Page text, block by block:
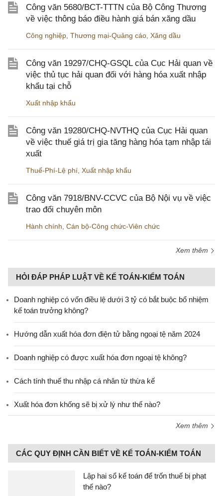
Công văn 5680/BCT-TTTN của Bộ Công Thương
về việc thông báo điều hành giá bán xăng dầu
Công nghiệp Thương mại-Quảng cáo Xăng dầu
Công văn 19297/CHQ-GSQL của Cục Hải quan về
việc thủ tục hải quan đối với hàng hóa xuất nhập
khẩu tại chỗ
Xuất nhập khẩu
Công văn 19280/CHQ-NVTHQ của Cục Hải quan
về việc thuế giá trị gia tăng hàng hóa tạm nhập tái
xuất
Thuế-Phí-Lệ phí Xuất nhập khẩu
Công văn 7918/BNV-CCVC của Bộ Nội vụ về việc
trao đổi chuyên môn
Hành chính Cán bộ-Công chức-Viên chức
Xem thêm
HỎI ĐÁP PHÁP LUẬT VỀ KẾ TOÁN-KIỂM TOÁN
Doanh nghiệp có vốn điều lệ dưới 3 tỷ có bắt buộc bổ nhiệm
kế toán trưởng không?
Hướng dẫn xuất hóa đơn điện tử bằng ngoại tệ năm 2024
Doanh nghiệp có được xuất hóa đơn ngoại tệ không?
Cách tính thuế thu nhập cá nhân từ thừa kế
Xuất hóa đơn khống sẽ bị xử lý như thế nào?
Xem thêm
CÁC QUY ĐỊNH CẦN BIẾT VỀ KẾ TOÁN-KIỂM TOÁN
Lập hai sổ kế toán để trốn thuế bị phạt
thế nào?